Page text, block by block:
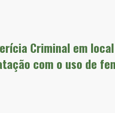
Criminal em
com o uso de